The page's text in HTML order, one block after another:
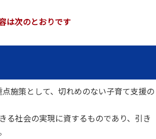
は次のとおりです
施策として、切れめのない子育て支援の
社会の実現に資するものであり、引き